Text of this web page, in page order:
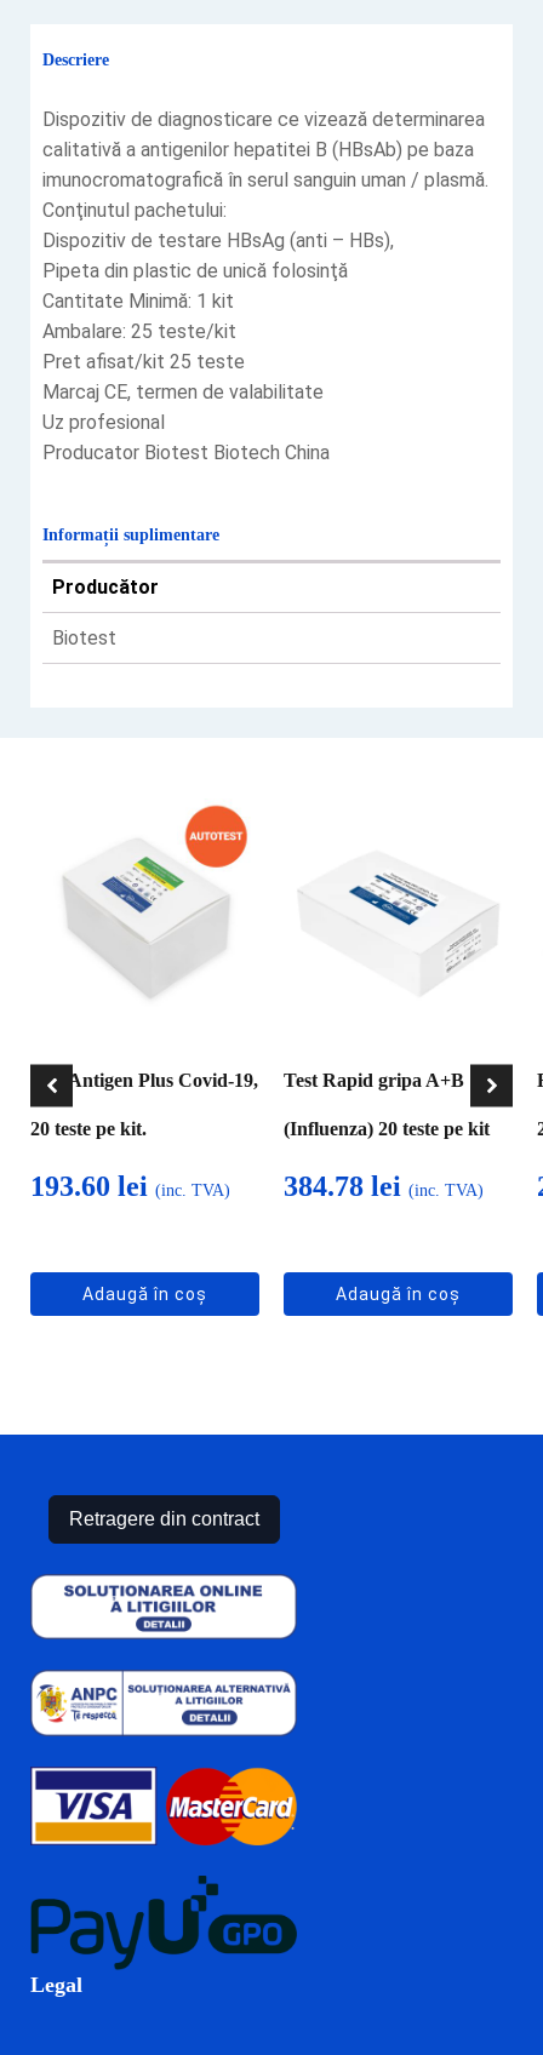
Descriere
Dispozitiv de diagnosticare ce vizează determinarea
calitativă a antigenilor hepatitei B (HBsAb) pe baza
imunocromatografică în serul sanguin uman / plasmă.
Conţinutul pachetului:
Dispozitiv de testare HBsAg (anti – HBs),
Pipeta din plastic de unică folosinţă
Cantitate Minimă: 1 kit
Ambalare: 25 teste/kit
Pret afisat/kit 25 teste
Marcaj CE, termen de valabilitate
Uz profesional
Producator Biotest Biotech China
Informații suplimentare
Producător
Biotest
Test Antigen Plus Covid-19,
20 teste pe kit.
193.60 lei (inc. TVA)
Adaugă în coș
Test Rapid gripa A+B
(Influenza) 20 teste pe kit
384.78 lei (inc. TVA)
Adaugă în coș
Retragere din contract
Legal